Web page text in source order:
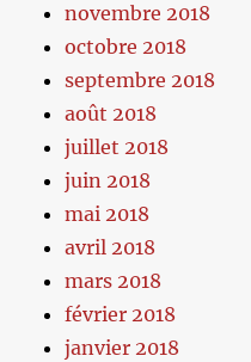
novembre 2018
octobre 2018
septembre 2018
août 2018
juillet 2018
juin 2018
mai 2018
avril 2018
mars 2018
février 2018
janvier 2018